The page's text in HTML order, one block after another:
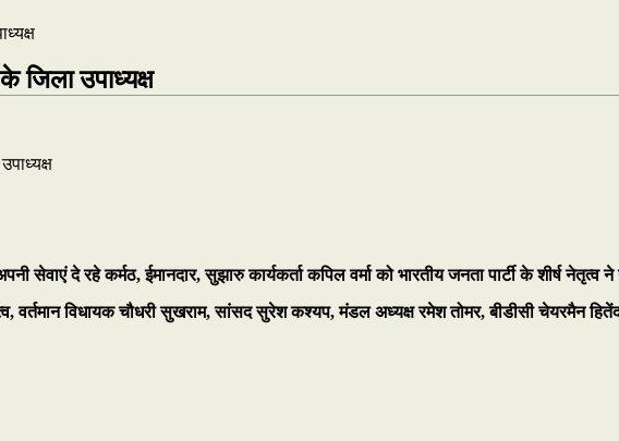
जिला उपाध्‍यक्ष
सेवाएं दे रहे कर्मठ, ईमानदार, सुझारु कार्यकर्ता कपिल वर्मा को भारतीय जनता पार्टी के शीर्ष नेतृत्व ने
वर्तमान विधायक चौधरी सुखराम, सांसद सुरेश कश्यप, मंडल अध्यक्ष रमेश तोमर, बीडीसी चेयरमैन